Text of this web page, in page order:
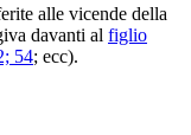
alle vicende della
davanti al figlio
54; ecc).